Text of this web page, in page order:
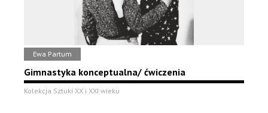
Ewa Partum
Gimnastyka konceptualna/ ćwiczenia
Kolekcja Sztuki XX i XXI wieku